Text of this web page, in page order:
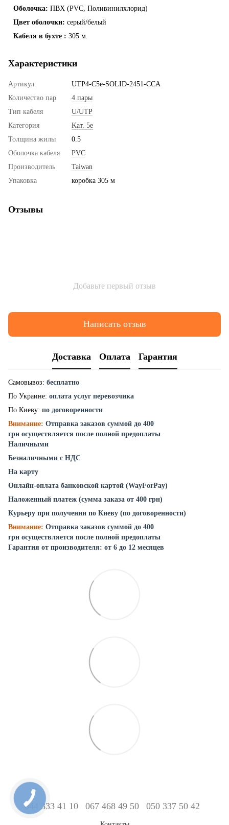
Оболочка: ПВХ (PVC, Поливинилхлорид)
Цвет оболочки: серый/белый
Кабеля в бухте : 305 м.
Характеристики
Артикул
UTP4-C5e-SOLID-2451-CCA
Количество пар
4 пары
Тип кабеля
U/UTP
Категория
Kaт. 5e
Толщина жилы
0.5
Оболочка кабеля
PVC
Производитель
Taiwan
Упаковка
коробка 305 м
Отзывы
Добавьте первый отзыв
Написать отзыв
Доставка Оплата Гарантия
Самовывоз: бесплатно
По Украине: оплата услуг перевозчика
По Киеву: по договоренности
Внимание: Отправка заказов суммой до 400
грн осуществляется после полной предоплаты
Наличными
Безналичными с НДС
На карту
Онлайн-оплата банковской картой (WayForPay)
Наложенный платеж (сумма заказа от 400 грн)
Курьеру при получении по Киеву (по договоренности)
Внимание: Отправка заказов суммой до 400
грн осуществляется после полной предоплаты
Гарантия от производителя: от 6 до 12 месяцев
044 333 41 10 067 468 49 50 050 337 50 42